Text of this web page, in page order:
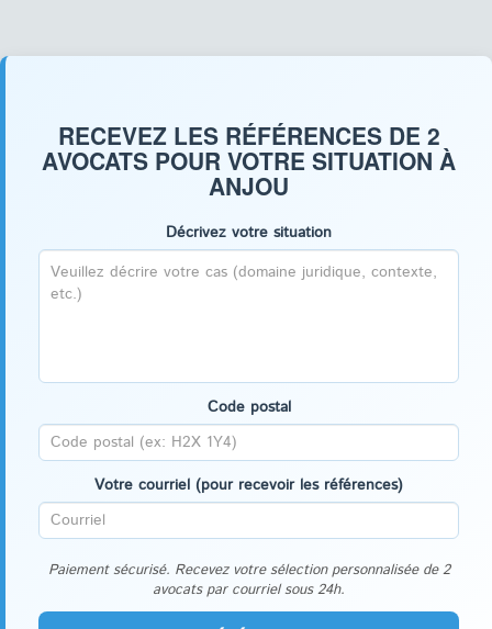
RECEVEZ LES RÉFÉRENCES DE 2
AVOCATS POUR VOTRE SITUATION À
ANJOU
Décrivez votre situation
Code postal
Votre courriel (pour recevoir les références)
Paiement sécurisé. Recevez votre sélection personnalisée de 2
avocats par courriel sous 24h.